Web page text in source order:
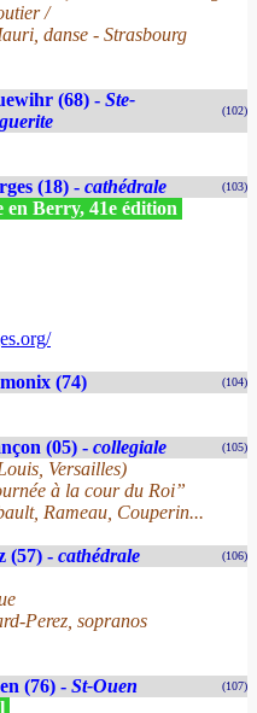
/
danse - Strasbourg
(68) - Ste-
(102)
(18) - cathédrale (103)
en Berry, 41e édition
(74) (104)
(05) - collegiale (105)
Versailles)
à la cour du Roi”
Rameau, Couperin...
(57) - cathédrale (106)
Perez, sopranos
(76) - St-Ouen (107)